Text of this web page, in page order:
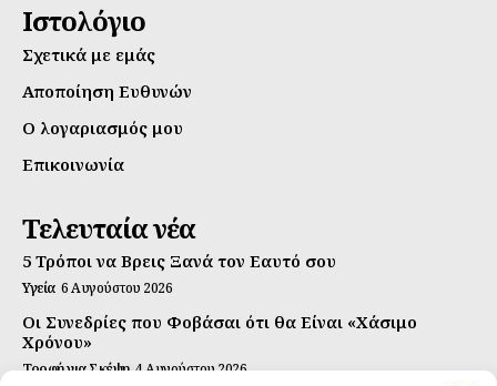
Ιστολόγιο
Σχετικά με εμάς
Αποποίηση Ευθυνών
Ο λογαριασμός μου
Επικοινωνία
Τελευταία νέα
5 Τρόποι να Βρεις Ξανά τον Εαυτό σου
Υγεία 6 Αυγούστου 2026
Οι Συνεδρίες που Φοβάσαι ότι θα Είναι «Χάσιμο
Χρόνου»
Τροφή για Σκέψη 4 Αυγούστου 2026